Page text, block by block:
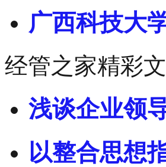
广西科技大
经管之家精彩
浅谈企业领
以整合思想